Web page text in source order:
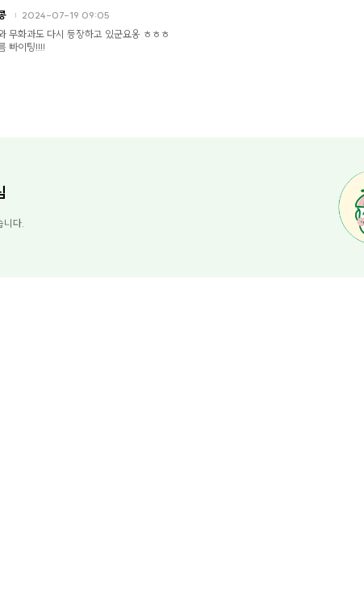
2024-07-19 09:05
무화과도 다시 등장하고 있군요옹 ㅎㅎㅎ
빠이팅!!!!
니다.